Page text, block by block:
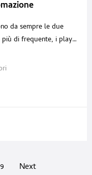
da sempre le due
di frequente, i player
innovare significa
Next